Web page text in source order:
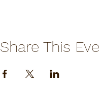
Share This